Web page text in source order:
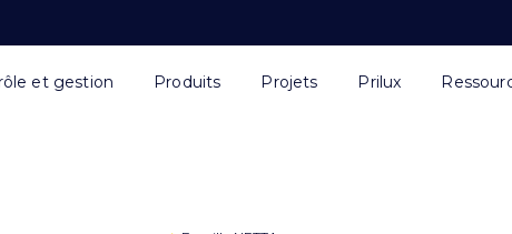
et gestion Produits Projets Prilux